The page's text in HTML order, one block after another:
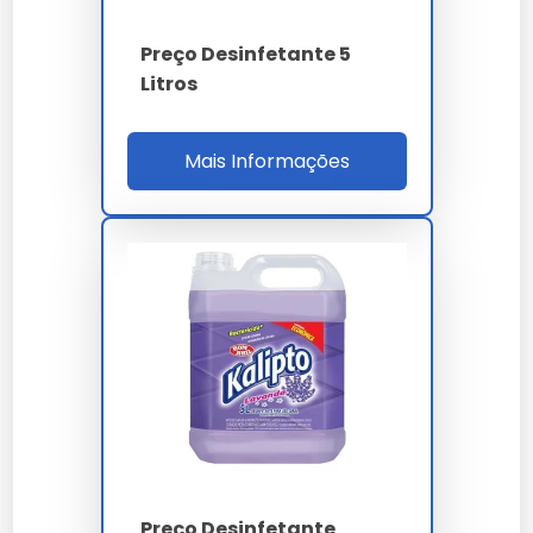
forma segura?
Para uso seguro, siga as instruções do fabricante e
Onde Comprar Desinfetantes
para Banheiro com Desconto
Lojas Físicas Recomendadas
Lojas como Limpeza Via Brasil oferecem uma
variedade de desinfetantes a preços competitivos.
Ofertas Online
Preço Desinfetante 5
Litros
Mais Informações